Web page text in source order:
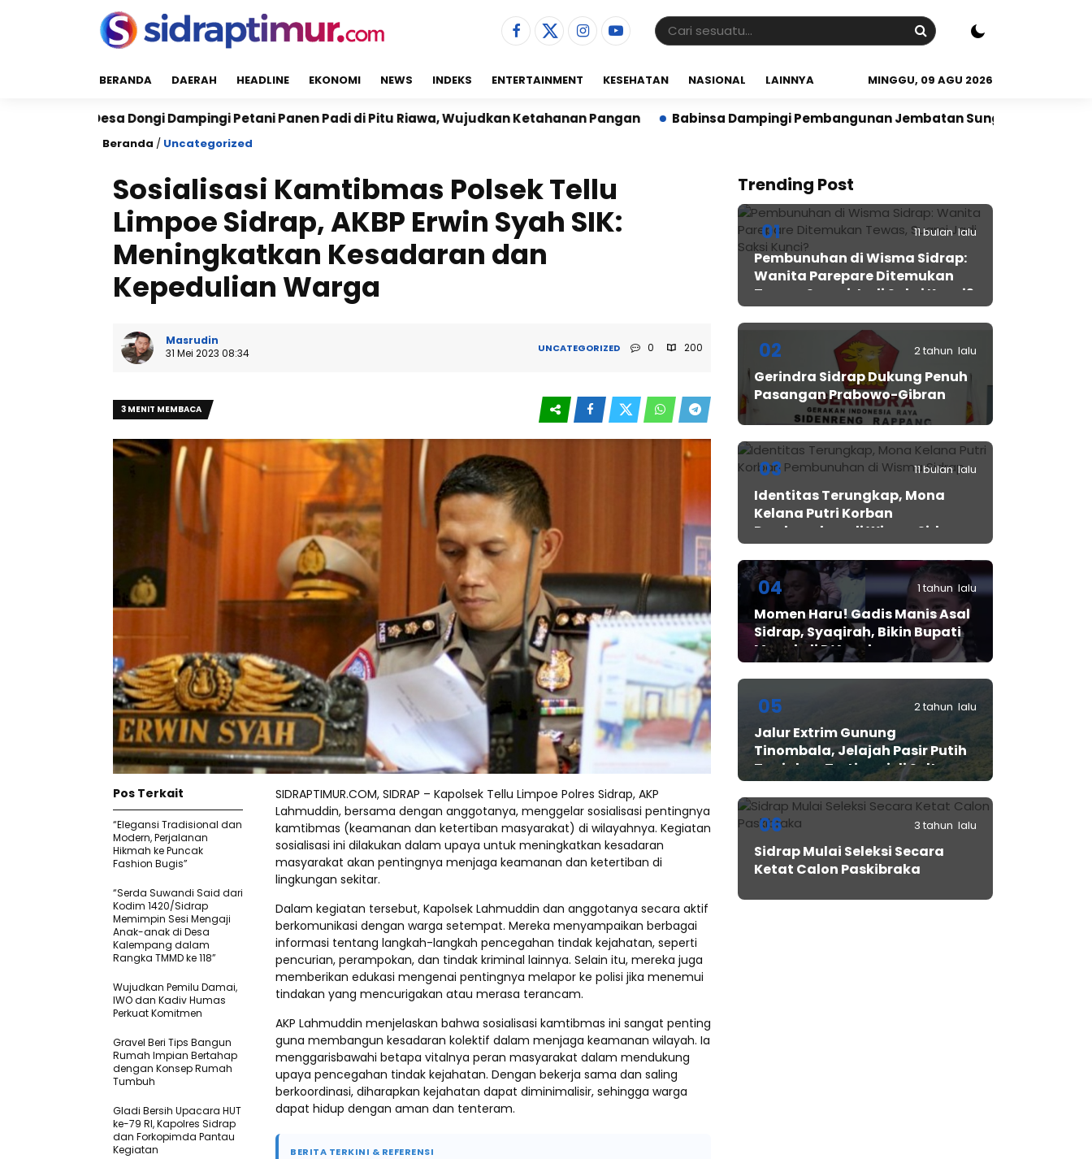
BERANDA DAERAH HEADLINE EKONOMI NEWS INDEKS ENTERTAINMENT KESEHATAN NASIONAL LAINNYA MINGGU, 09 AGU 2026
Dongi Dampingi Petani Panen Padi di Pitu Riawa, Wujudkan Ketahanan Pangan Babinsa Dampingi Pembangunan Jembatan Sungai Bolalele di Desa Abokongan
Beranda / Uncategorized
Sosialisasi Kamtibmas Polsek Tellu
Limpoe Sidrap, AKBP Erwin Syah SIK:
Meningkatkan Kesadaran dan
Kepedulian Warga
Masrudin
31 Mei 2023 08:34
UNCATEGORIZED 0 200
3 MENIT MEMBACA
SIDRAPTIMUR.COM, SIDRAP – Kapolsek Tellu Limpoe Polres Sidrap, AKP
Lahmuddin, bersama dengan anggotanya, menggelar sosialisasi pentingnya
kamtibmas (keamanan dan ketertiban masyarakat) di wilayahnya. Kegiatan
sosialisasi ini dilakukan dalam upaya untuk meningkatkan kesadaran
masyarakat akan pentingnya menjaga keamanan dan ketertiban di
lingkungan sekitar.
Dalam kegiatan tersebut, Kapolsek Lahmuddin dan anggotanya secara aktif
berkomunikasi dengan warga setempat. Mereka menyampaikan berbagai
informasi tentang langkah-langkah pencegahan tindak kejahatan, seperti
pencurian, perampokan, dan tindak kriminal lainnya. Selain itu, mereka juga
memberikan edukasi mengenai pentingnya melapor ke polisi jika menemui
tindakan yang mencurigakan atau merasa terancam.
AKP Lahmuddin menjelaskan bahwa sosialisasi kamtibmas ini sangat penting
guna membangun kesadaran kolektif dalam menjaga keamanan wilayah. Ia
menggarisbawahi betapa vitalnya peran masyarakat dalam mendukung
upaya pencegahan tindak kejahatan. Dengan bekerja sama dan saling
berkoordinasi, diharapkan kejahatan dapat diminimalisir, sehingga warga
dapat hidup dengan aman dan tenteram.
BERITA TERKINI & REFERENSI
Pos Terkait
“Elegansi Tradisional dan
Modern, Perjalanan
Hikmah ke Puncak
Fashion Bugis”
“Serda Suwandi Said dari
Kodim 1420/Sidrap
Memimpin Sesi Mengaji
Anak-anak di Desa
Kalempang dalam
Rangka TMMD ke 118”
Wujudkan Pemilu Damai,
IWO dan Kadiv Humas
Perkuat Komitmen
Gravel Beri Tips Bangun
Rumah Impian Bertahap
dengan Konsep Rumah
Tumbuh
Gladi Bersih Upacara HUT
ke-79 RI, Kapolres Sidrap
dan Forkopimda Pantau
Kegiatan
Trending Post
01 11 bulan lalu
Pembunuhan di Wisma Sidrap:
Wanita Parepare Ditemukan
Tewas, Suami Jadi Saksi Kunci?
02 2 tahun lalu
Gerindra Sidrap Dukung Penuh
Pasangan Prabowo-Gibran
03 11 bulan lalu
Identitas Terungkap, Mona
Kelana Putri Korban
Pembunuhan di Wisma Sidrap
04 1 tahun lalu
Momen Haru! Gadis Manis Asal
Sidrap, Syaqirah, Bikin Bupati
Mewek di D’Academy​
05 2 tahun lalu
Jalur Extrim Gunung
Tinombala, Jelajah Pasir Putih
Tanjakan Tertinggi di Sulteng
06 3 tahun lalu
Sidrap Mulai Seleksi Secara
Ketat Calon Paskibraka